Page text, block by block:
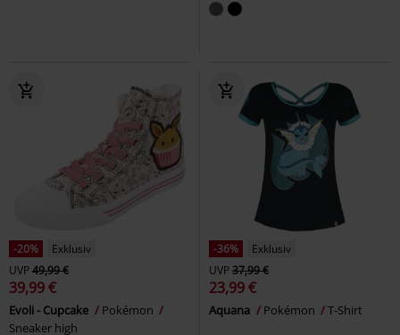
-20%
Exklusiv
UVP49,99 €
39,99 €
Evoli - Cupcake
Pokémon
Sneaker high
-36%
Exklusiv
UVP37,99 €
23,99 €
Aquana Pokémon T-Shirt